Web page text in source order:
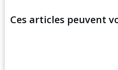
Ces articles peuvent